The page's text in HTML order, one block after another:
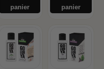
panier
panier